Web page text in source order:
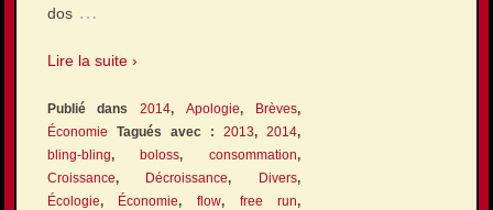
dos …
Lire la suite ›
Publié dans2014,Apologie, Brèves,
Économie Tagués avec :2013,2014,
bling-bling,boloss,consommation,
Croissance, Décroissance, Divers,
Écologie, Économie, flow, free run,